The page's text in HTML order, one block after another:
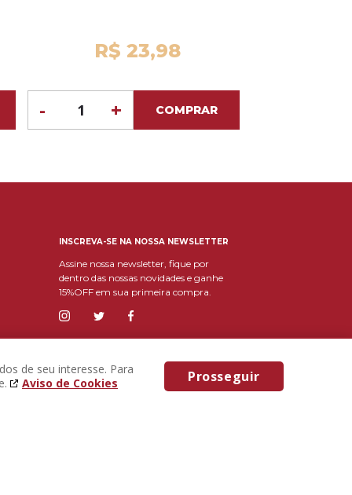
R$ 23,98
+
- COMPRAR
INSCREVA-SE NA NOSSA NEWSLETTER
Assine nossa newsletter, fique por
dentro das nossas novidades e ganhe
15%OFF em sua primeira compra.
de seu interesse. Para
Aviso de Cookies Prosseguir